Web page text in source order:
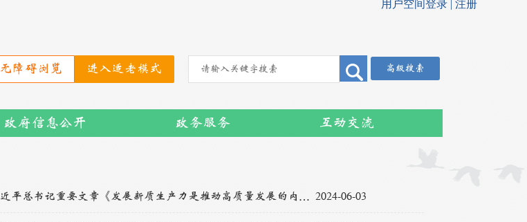
无障碍浏览 进入适老模式 高级搜索
政府信息公开 政务服务 互动交流
《求是》杂志发表习近平总书记重要文章《发展新质生产力是推动高质量发展的内在要求和重要着力点》 2024-06-03